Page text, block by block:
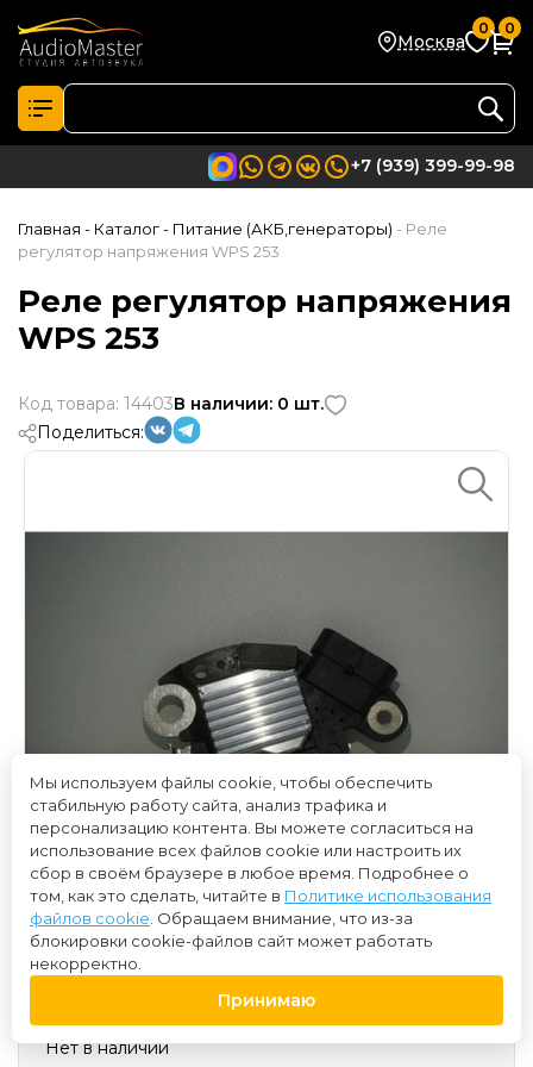
Москва
0 0
+7 (939) 399-99-98
Главная - Каталог- Питание (АКБ,генераторы) - Реле
регулятор напряжения WPS 253
Реле регулятор напряжения
WPS 253
Код товара: 14403В наличии: 0 шт.
Поделиться:
Нет в наличии
Мы используем файлы cookie, чтобы обеспечить
стабильную работу сайта, анализ трафика и
персонализацию контента. Вы можете согласиться на
использование всех файлов cookie или настроить их
сбор в своём браузере в любое время. Подробнее о
том, как это сделать, читайте в Политике использования
файлов cookie . Обращаем внимание, что из-за
блокировки cookie-файлов сайт может работать
некорректно.
Принимаю